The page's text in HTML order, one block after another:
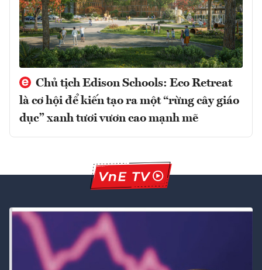
Chủ tịch Edison Schools: Eco Retreat
là cơ hội để kiến tạo ra một “rừng cây giáo
dục” xanh tươi vươn cao mạnh mẽ